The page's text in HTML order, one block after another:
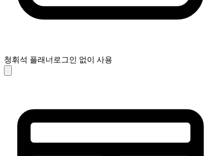
청휘석 플래너 로그인 없이 사용